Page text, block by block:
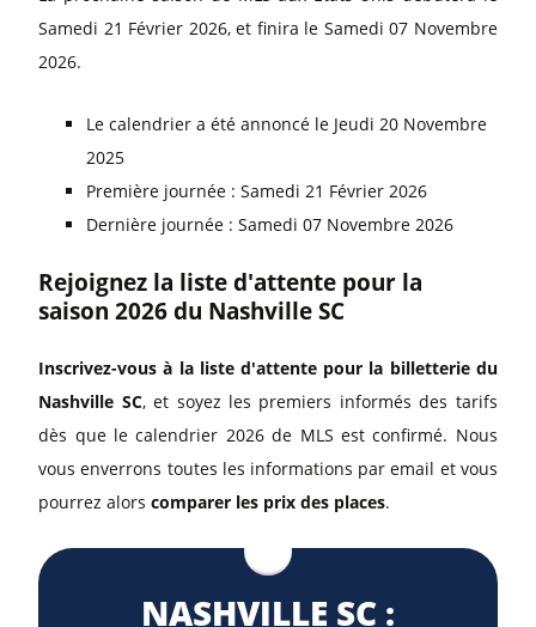
Samedi 21 Février 2026, et finira le Samedi 07 Novembre
2026.
Le calendrier a été annoncé le Jeudi 20 Novembre
2025
Première journée : Samedi 21 Février 2026
Dernière journée : Samedi 07 Novembre 2026
Rejoignez la liste d'attente pour la
saison 2026 du Nashville SC
Inscrivez-vous à la liste d'attente pour la billetterie du
Nashville SC, et soyez les premiers informés des tarifs
dès que le calendrier 2026 de MLS est confirmé. Nous
vous enverrons toutes les informations par email et vous
pourrez alorscomparer les prix des places.
NASHVILLE SC :